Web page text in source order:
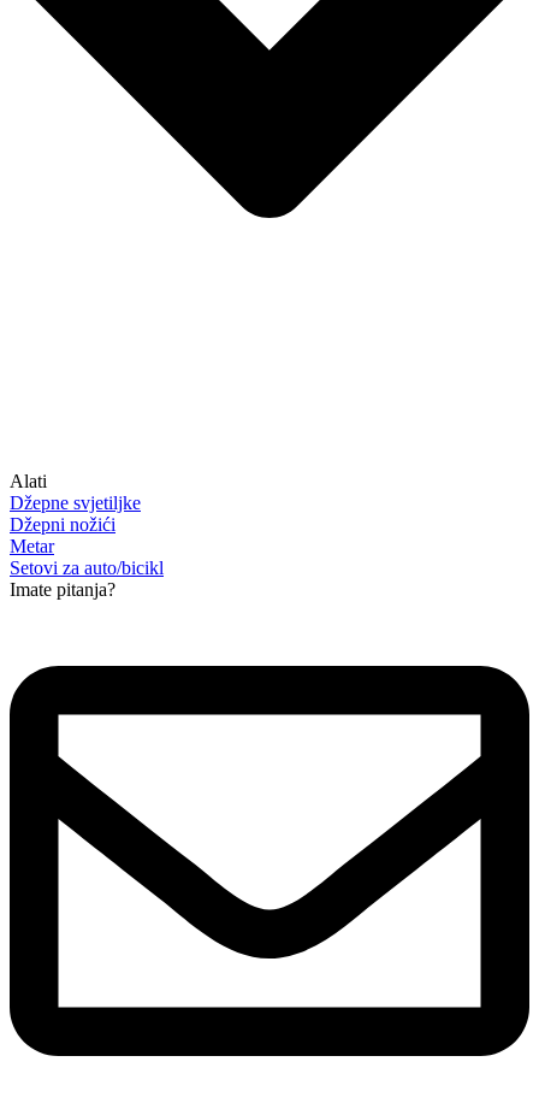
Alati
Džepne svjetiljke
Džepni nožići
Metar
Setovi za auto/bicikl
Imate pitanja?